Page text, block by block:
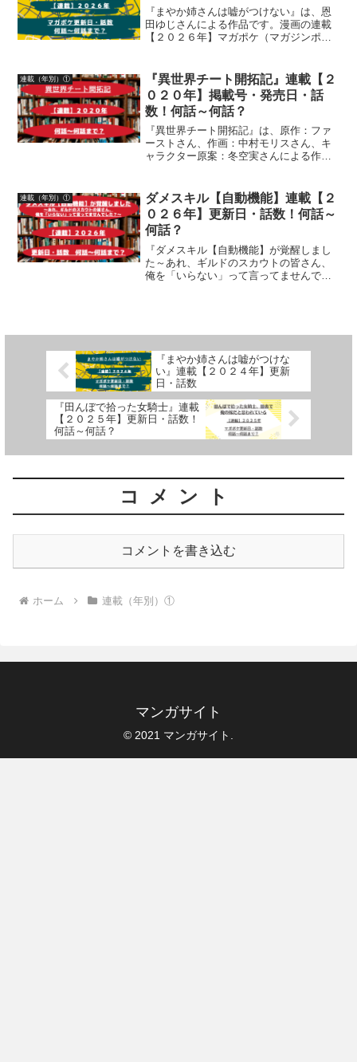
『まやか姉さんは嘘がつけない』は、恩
田ゆじさんによる作品です。漫画の連載
【２０２６年】マガポケ（マガジンポケ
連載（年別）①
『異世界チート開拓記』連載【２
０２０年】掲載号・発売日・話
数！何話～何話？
『異世界チート開拓記』は、原作：ファ
ーストさん、作画：中村モリスさん、キ
ャラクター原案：冬空実さんによる作品
いて、詳しく紹介しています
連載（年別）①
ダメスキル【自動機能】連載【２
０２６年】更新日・話数！何話～
何話？
『ダメスキル【自動機能】が覚醒しまし
た～あれ、ギルドのスカウトの皆さん、
俺を「いらない」って言ってませんでし
『まやか姉さんは嘘がつけな
い』連載【２０２４年】更新
日・話数
『田んぼで拾った女騎士』連載
【２０２５年】更新日・話数！
何話～何話？
コメント
コメントを書き込む
ホーム 連載（年別）①
マンガサイト
© 2021 マンガサイト.